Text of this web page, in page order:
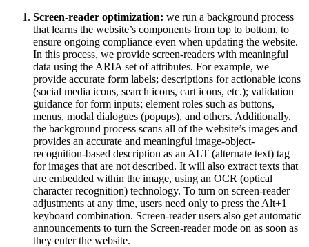
Screen-reader optimization: we run a background process
that learns the website’s components from top to bottom, to
ensure ongoing compliance even when updating the website.
In this process, we provide screen-readers with meaningful
data using the ARIA set of attributes. For example, we
provide accurate form labels; descriptions for actionable icons
(social media icons, search icons, cart icons, etc.); validation
guidance for form inputs; element roles such as buttons,
menus, modal dialogues (popups), and others. Additionally,
the background process scans all of the website’s images and
provides an accurate and meaningful image-object-
recognition-based description as an ALT (alternate text) tag
for images that are not described. It will also extract texts that
are embedded within the image, using an OCR (optical
character recognition) technology. To turn on screen-reader
adjustments at any time, users need only to press the Alt+1
keyboard combination. Screen-reader users also get automatic
announcements to turn the Screen-reader mode on as soon as
they enter the website.